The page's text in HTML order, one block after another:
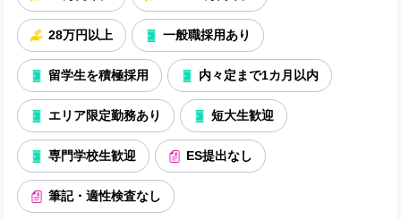
28万円以上 一般職採用あり
留学生を積極採用 内々定まで1カ月以内
エリア限定勤務あり 短大生歓迎
専門学校生歓迎 ES提出なし
筆記・適性検査なし